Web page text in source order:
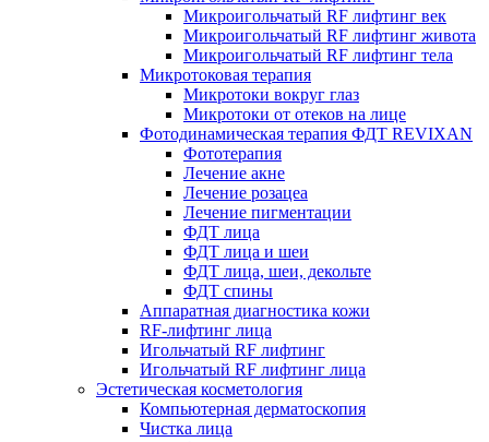
Микроигольчатый RF лифтинг век
Микроигольчатый RF лифтинг живота
Микроигольчатый RF лифтинг тела
Микротоковая терапия
Микротоки вокруг глаз
Микротоки от отеков на лице
Фотодинамическая терапия ФДТ REVIXAN
Фототерапия
Лечение акне
Лечение розацеа
Лечение пигментации
ФДТ лица
ФДТ лица и шеи
ФДТ лица, шеи, декольте
ФДТ спины
Аппаратная диагностика кожи
RF-лифтинг лица
Игольчатый RF лифтинг
Игольчатый RF лифтинг лица
Эстетическая косметология
Компьютерная дерматоскопия
Чистка лица